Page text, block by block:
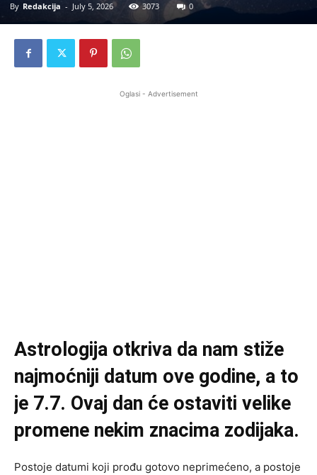
By Redakcija - July 5, 2026 3073 0
Oglasi - Advertisement
Astrologija otkriva da nam stiže
najmoćniji datum ove godine, a to
je 7.7. Ovaj dan će ostaviti velike
promene nekim znacima zodijaka.
Postoje datumi koji prođu gotovo neprimećeno, a postoje